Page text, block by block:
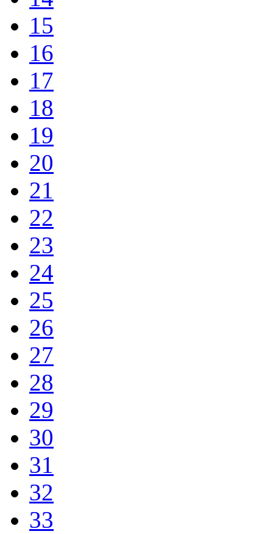
15
16
17
18
19
20
21
22
23
24
25
26
27
28
29
30
31
32
33